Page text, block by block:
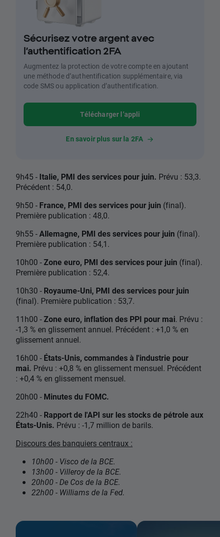
Sécurisez votre argent avec
l’authentification 2FA
Augmentez la protection de votre compte en ajoutant
une méthode d’authentification supplémentaire, via
code SMS ou application d’authentification.
Télécharger l’appli
En savoir plus sur la 2FA
9h45 - Italie, PMI des services pour juin. Prévu : 53,3.
Précédent : 54,0.
9h50 - France, PMI des services pour juin (final).
Première publication : 48,0.
9h55 -Allemagne, PMI des services pour juin (final).
Première publication : 54,1.
10h00 -Zone euro, PMI des services pour juin (final).
Première publication : 52,4.
10h30 - Royaume-Uni, PMI des services pour juin
(final). Première publication : 53,7.
11h00 -Zone euro, inflation des PPI pour mai. Prévu :
-1,3 % en glissement annuel. Précédent : +1,0 % en
glissement annuel.
16h00 - États-Unis, commandes à l'industrie pour
mai. Prévu : +0,8 % en glissement mensuel. Précédent
: +0,4 % en glissement mensuel.
20h00 - Minutes du FOMC.
22h40 - Rapport de l'API sur les stocks de pétrole aux
États-Unis. Prévu : -1,7 million de barils.
Discours des banquiers centraux :
10h00 - Visco de la BCE.
13h00 - Villeroy de la BCE.
20h00 - De Cos de la BCE.
22h00 - Williams de la Fed.